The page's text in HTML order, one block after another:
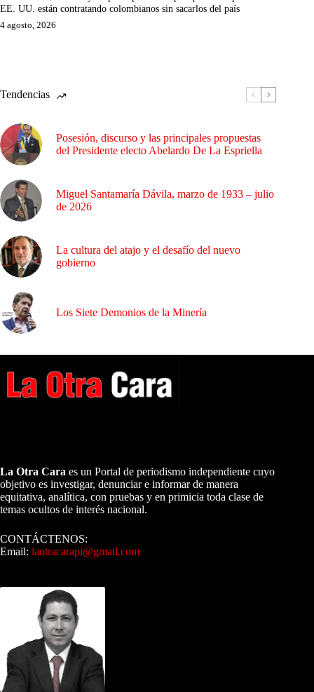
EE. UU. están contratando colombianos sin sacarlos del país
4 agosto, 2026
Tendencias
Posesión, discurso y las principales propuestas
del Presidente electo Abelardo De La Espriella
Miguel Santamaría Dávila, marzo de 1933 – julio
de 2026
La cultura del atajo y el desafío del nuevo
gobierno
Los Siete Demonios de la Minería
La Otra Cara es un Portal de periodismo independiente cuyo
objetivo es investigar, denunciar e informar de manera
equitativa, analítica, con pruebas y en primicia toda clase de
temas ocultos de interés nacional.
CONTÁCTENOS:
Email: laotracarapi@gmail.com